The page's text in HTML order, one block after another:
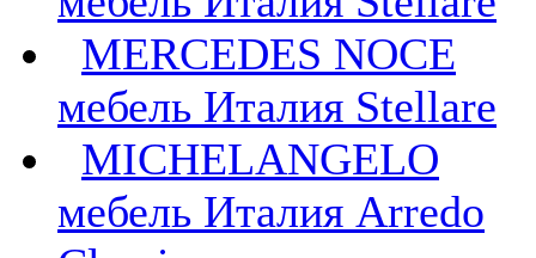
MERCEDES NOCE
мебель Италия Stellare
MICHELANGELO
мебель Италия Arredo